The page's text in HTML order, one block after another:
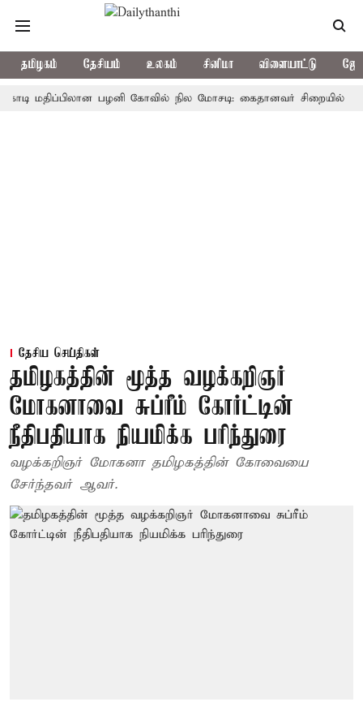
தமிழகம் தேசியம் உலகம் சினிமா விளையாட்டு
பழனி கோவில் நில மோசடி: கைதானவர் சிறையில் உயிரிழப்பு
தேசிய செய்திகள்
தமிழகத்தின் மூத்த வழக்கறிஞர்
மோகனாவை சுப்ரீம் கோர்ட்டின்
நீதிபதியாக நியமிக்க பரிந்துரை
வழக்கறிஞர் மோகனா தமிழகத்தின் கோவையை
சேர்ந்தவர் ஆவர்.